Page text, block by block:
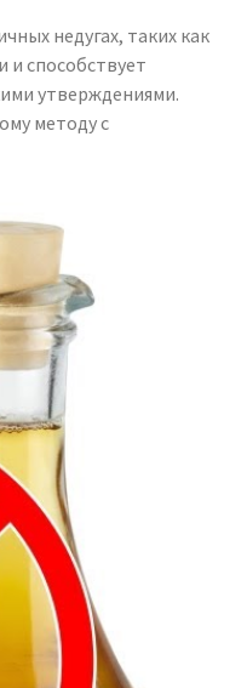
недугах, таких как
способствует
утверждениями.
методу с